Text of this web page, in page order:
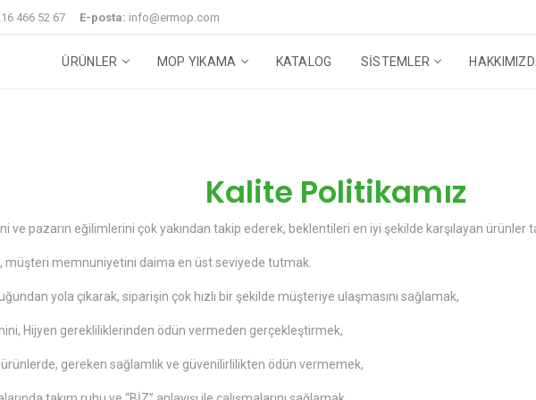
466 52 67 E-posta: info@ermop.com
ÜRÜNLER MOP YIKAMA KATALOG SISTEMLER
Kalite Politikamız
ve pazarın eğilimlerini çok yakından takip ederek, beklentileri en iyi şekilde karşılayan ürünler
müşteri memnuniyetini daima en üst seviyede tutmak.
yola çıkarak, siparişin çok hızlı bir şekilde müşteriye ulaşmasını sağlamak,
Hijyen gerekliliklerinden ödün vermeden gerçekleştirmek,
gereken sağlamlık ve güvenilirlilikten ödün vermemek,